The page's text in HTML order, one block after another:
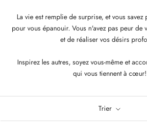
La vie est remplie de surprise, et vous
pour vous épanouir. Vous n'avez pas peur de
et de réaliser vos désirs
Inspirez les autres, soyez vous-même et
qui vous tiennent à cœur!
Trier